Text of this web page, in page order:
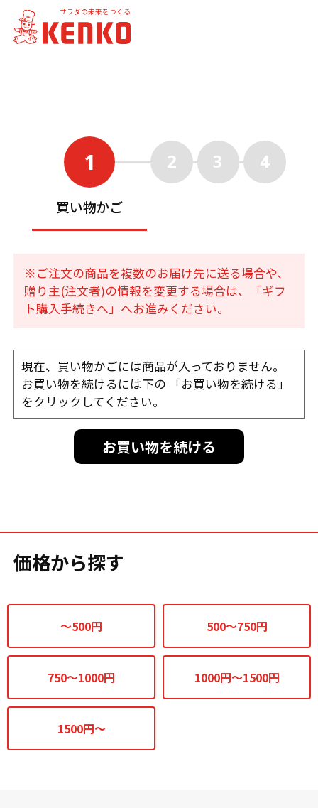
サラダの未来をつくる
1
買い物かご
2 3 4
※ご注文の商品を複数のお届け先に送る場合や、
贈り主(注文者)の情報を変更する場合は、「ギフ
ト購入手続きへ」へお進みください。
現在、買い物かごには商品が入っておりません。
お買い物を続けるには下の 「お買い物を続ける」
をクリックしてください。
お買い物を続ける
価格から探す
～500円 500～750円
750～1000円 1000円～1500円
1500円～